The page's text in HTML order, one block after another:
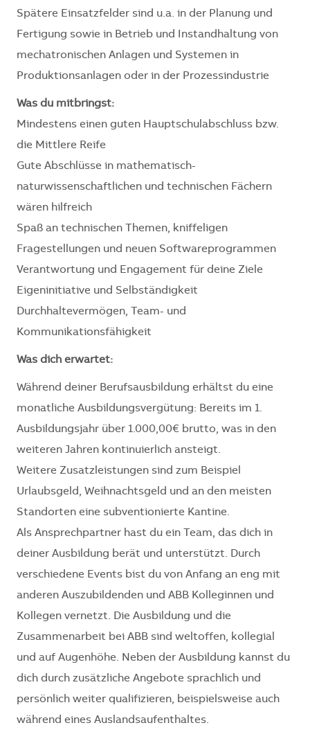
Spätere Einsatzfelder sind u.a. in der Planung und
Fertigung sowie in Betrieb und Instandhaltung von
mechatronischen Anlagen und Systemen in
Produktionsanlagen oder in der Prozessindustrie
Was du mitbringst:
Mindestens einen guten Hauptschulabschluss bzw.
die Mittlere Reife
Gute Abschlüsse in mathematisch-
naturwissenschaftlichen und technischen Fächern
wären hilfreich
Spaß an technischen Themen, kniffeligen
Fragestellungen und neuen Softwareprogrammen
Verantwortung und Engagement für deine Ziele
Eigeninitiative und Selbständigkeit
Durchhaltevermögen, Team- und
Kommunikationsfähigkeit
Was dich erwartet:
Während deiner Berufsausbildung erhältst du eine
monatliche Ausbildungsvergütung: Bereits im 1.
Ausbildungsjahr über 1.000,00€ brutto, was in den
weiteren Jahren kontinuierlich ansteigt.
Weitere Zusatzleistungen sind zum Beispiel
Urlaubsgeld, Weihnachtsgeld und an den meisten
Standorten eine subventionierte Kantine.
Als Ansprechpartner hast du ein Team, das dich in
deiner Ausbildung berät und unterstützt. Durch
verschiedene Events bist du von Anfang an eng mit
anderen Auszubildenden und ABB Kolleginnen und
Kollegen vernetzt. Die Ausbildung und die
Zusammenarbeit bei ABB sind weltoffen, kollegial
und auf Augenhöhe. Neben der Ausbildung kannst du
dich durch zusätzliche Angebote sprachlich und
persönlich weiter qualifizieren, beispielsweise auch
während eines Auslandsaufenthaltes.